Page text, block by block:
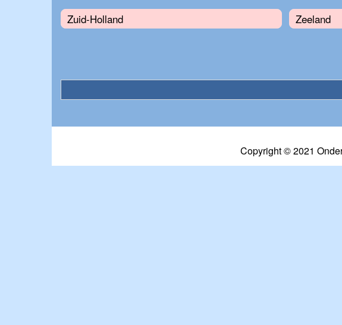
Zuid-Holland Zeeland
Copyright © 2021